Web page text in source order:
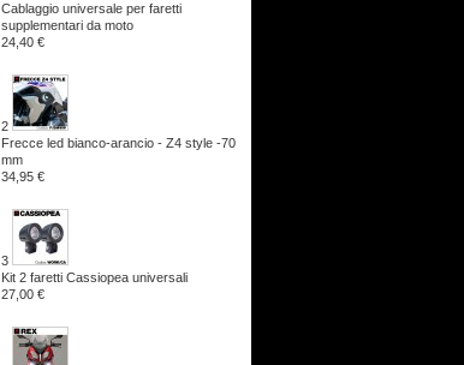
Cablaggio universale per faretti
supplementari da moto
24,40 €
2
Frecce led bianco-arancio - Z4 style -70
mm
34,95 €
3
Kit 2 faretti Cassiopea universali
27,00 €